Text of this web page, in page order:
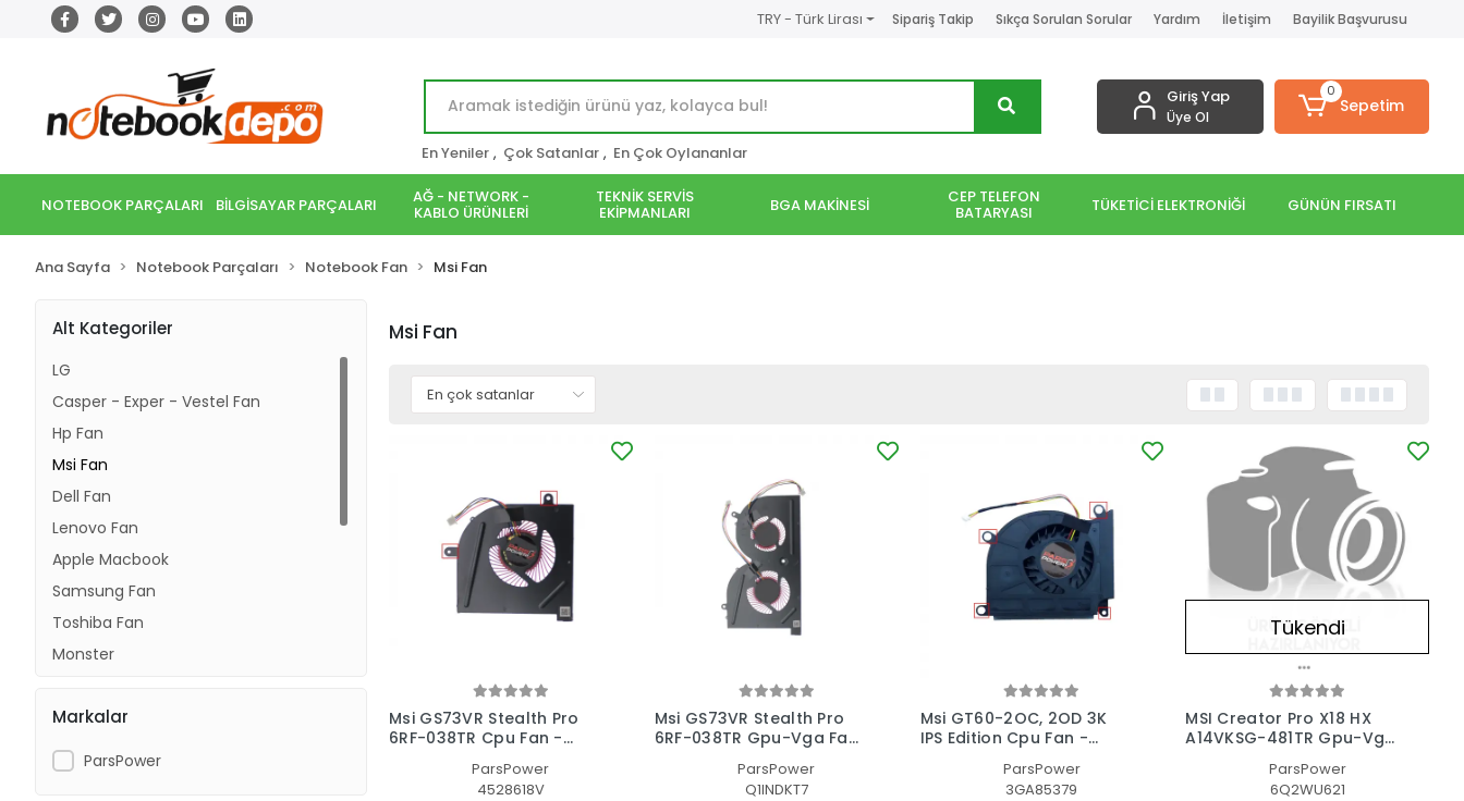
TRY - Türk Lirası Sipariş Takip Sıkça Sorulan Sorular Yardım İletişim Bayilik Başvurusu
En Yeniler , Çok Satanlar , En Çok Oylananlar
Giriş Yap
Üye Ol
0
Sepetim
NOTEBOOK PARÇALARI BİLGİSAYAR PARÇALARI AĞ - NETWORK -
KABLO ÜRÜNLERİ
TEKNİK SERVİS
EKİPMANLARI BGA MAKİNESİ CEP TELEFON
BATARYASI TÜKETİCİ ELEKTRONİĞİ GÜNÜN FIRSATI
Ana Sayfa Notebook Parçaları Notebook Fan Msi Fan
Alt Kategoriler
LG
Casper - Exper - Vestel Fan
Hp Fan
Msi Fan
Dell Fan
Lenovo Fan
Apple Macbook
Samsung Fan
Toshiba Fan
Monster
Sony Fan
Acer Fan
Markalar
ParsPower
Msi Fan
Msi GS73VR Stealth Pro
6RF-038TR Cpu Fan -
ParsPower
4528618V
Msi GS73VR Stealth Pro
6RF-038TR Gpu-Vga Fan
ParsPower
Q1INDKT7
Msi GT60-2OC, 2OD 3K
IPS Edition Cpu Fan -
ParsPower
3GA85379
Tükendi
MSI Creator Pro X18 HX
A14VKSG-481TR Gpu-Vga
ParsPower
6Q2WU621